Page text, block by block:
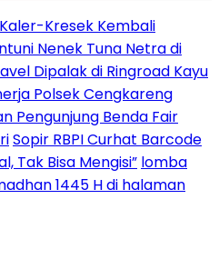
Kresek Kembali
Nenek Tuna Netra di
Dipalak di Ringroad Kayu
Polsek Cengkareng
Pengunjung Benda Fair
Sopir RBPI Curhat Barcode
Tak Bisa Mengisi” lomba
1445 H di halaman